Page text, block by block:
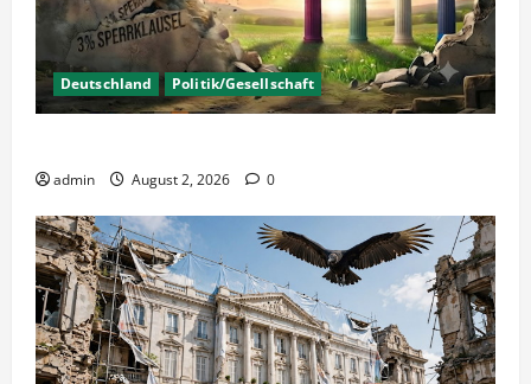
Deutschland Politik/Gesellschaft
admin August 2, 2026 0